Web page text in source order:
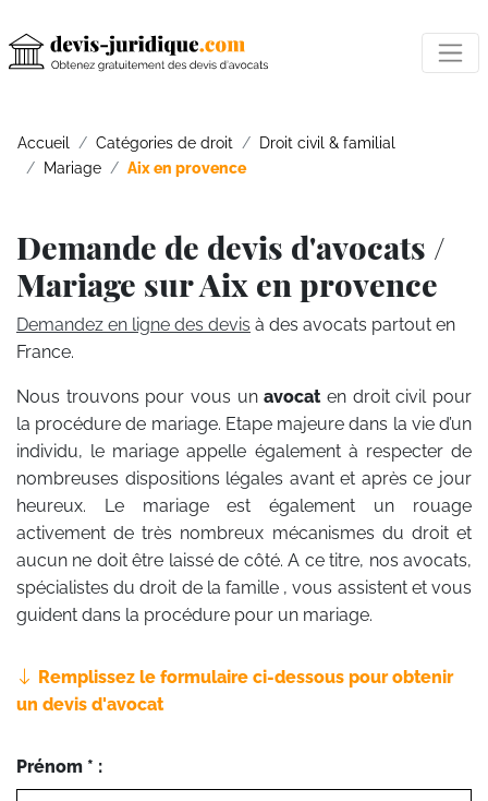
Accueil Catégories de droit
Droit civil & familial
Mariage
Aix en provence
Demande de devis d'avocats /
Mariage sur Aix en provence
Demandez en ligne des devis à des avocats partout en
France.
Nous trouvons pour vous unavocaten droit civil pour
la procédure de mariage. Etape majeure dans la vie d’un
individu, le mariage appelle également à respecter de
nombreuses dispositions légales avant et après ce jour
heureux. Le mariage est également un rouage
activement de très nombreux mécanismes du droit et
aucun ne doit être laissé de côté. A ce titre, nos avocats,
spécialistes du droit de la famille , vous assistent et vous
guident dans la procédure pour un mariage.
Remplissez le formulaire ci-dessous pour obtenir
un devis d'avocat
Prénom * :